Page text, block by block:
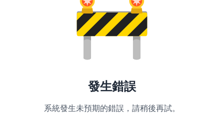
發生錯誤
系統發生未預期的錯誤，請稍後再試。